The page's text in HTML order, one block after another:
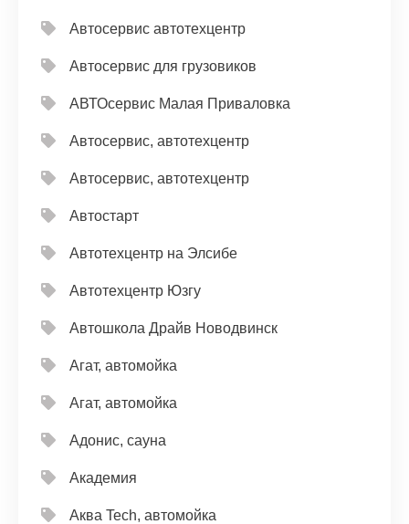
Автосервис автотехцентр
Автосервис для грузовиков
АВТОсервис Малая Приваловка
Автосервис, автотехцентр
Автосервис, автотехцентр
Автостарт
Автотехцентр на Элсибе
Автотехцентр Юзгу
Автошкола Драйв Новодвинск
Агат, автомойка
Агат, автомойка
Адонис, сауна
Академия
Аква Tech, автомойка